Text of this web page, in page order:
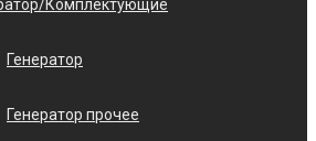
Комплектующие
Генератор
Генератор прочее